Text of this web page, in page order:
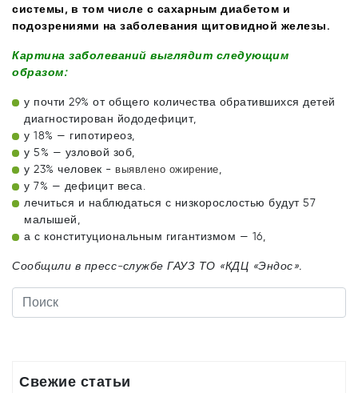
системы, в том числе с сахарным диабетом и
подозрениями на заболевания щитовидной железы.
Картина заболеваний выглядит следующим
образом:
у почти 29% от общего количества обратившихся детей
диагностирован йододефицит,
у 18% — гипотиреоз,
у 5% — узловой зоб,
у 23% человек - выявлено ожирение,
у 7% — дефицит веса.
лечиться и наблюдаться с низкорослостью будут 57
малышей,
а с конституциональным гигантизмом — 16,
Сообщили в пресс-службе ГАУЗ ТО «КДЦ «Эндос».
Свежие статьи